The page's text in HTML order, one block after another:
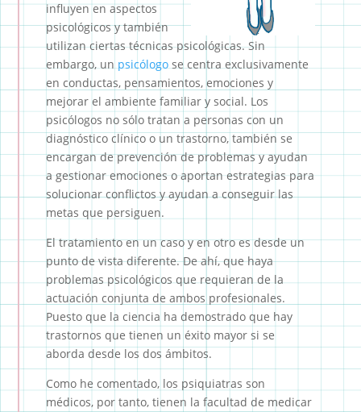
influyen en aspectos
psicológicos y también
utilizan ciertas técnicas psicológicas. Sin
embargo, unpsicólogose centra exclusivamente
en conductas, pensamientos, emociones y
mejorar el ambiente familiar y social. Los
psicólogos no sólo tratan a personas con un
diagnóstico clínico o un trastorno, también se
encargan de prevención de problemas y ayudan
a gestionar emociones o aportan estrategias para
solucionar conflictos y ayudan a conseguir las
metas que persiguen.
El tratamiento en un caso y en otro es desde un
punto de vista diferente. De ahí, que haya
problemas psicológicos que requieran de la
actuación conjunta de ambos profesionales.
Puesto que la ciencia ha demostrado que hay
trastornos que tienen un éxito mayor si se
aborda desde los dos ámbitos.
Como he comentado, los psiquiatras son
médicos, por tanto, tienen la facultad de medicar